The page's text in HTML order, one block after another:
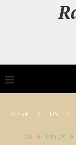
Accueil DX
DX Info DX